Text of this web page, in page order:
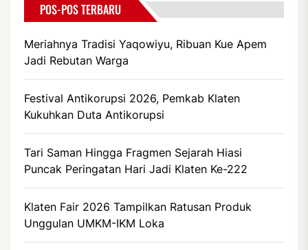
POS-POS TERBARU
Meriahnya Tradisi Yaqowiyu, Ribuan Kue Apem
Jadi Rebutan Warga
Festival Antikorupsi 2026, Pemkab Klaten
Kukuhkan Duta Antikorupsi
Tari Saman Hingga Fragmen Sejarah Hiasi
Puncak Peringatan Hari Jadi Klaten Ke-222
Klaten Fair 2026 Tampilkan Ratusan Produk
Unggulan UMKM-IKM Loka